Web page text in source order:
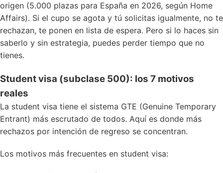
origen (5.000 plazas para España en 2026, según Home
Affairs). Si el cupo se agota y tú solicitas igualmente, no te
rechazan, te ponen en lista de espera. Pero si lo haces sin
saberlo y sin estrategia, puedes perder tiempo que no
tienes.
Student visa (subclase 500): los 7 motivos
reales
La student visa tiene el sistema GTE (Genuine Temporary
Entrant) más escrutado de todos. Aquí es donde más
rechazos por intención de regreso se concentran.
Los motivos más frecuentes en student visa: